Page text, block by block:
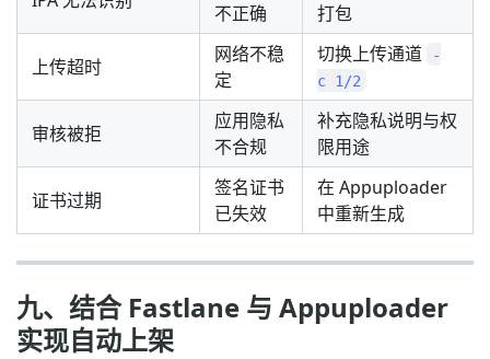
不正确 打包
上传超时
网络不稳
定
切换上传通道
-
c 1/2
审核被拒
应用隐私
不合规
补充隐私说明与权
限用途
证书过期
签名证书
已失效
在 Appuploader
中重新生成
九、结合 Fastlane 与 Appuploader
实现自动上架